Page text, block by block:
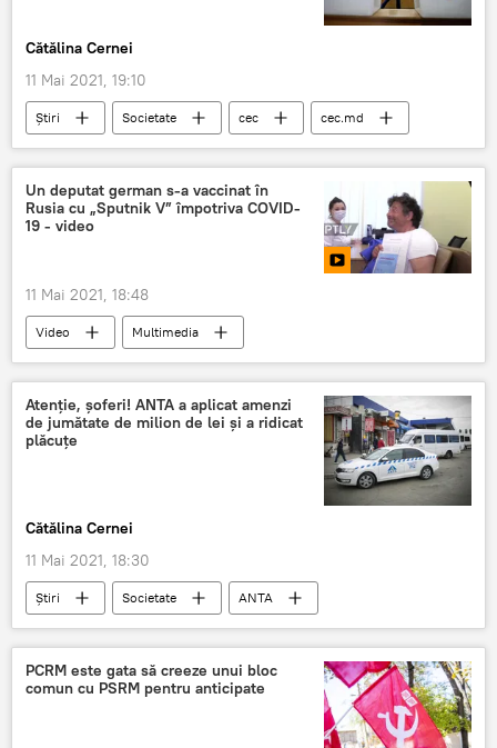
Cătălina Cernei
11 Mai 2021, 19:10
Știri Societate cec
cec.md
Iurie Ciocan
ALEGERI PARLAMENTARE 2021
Un deputat german s-a vaccinat în
Rusia cu „Sputnik V” împotriva COVID-
19 - video
11 Mai 2021, 18:48
Video
Multimedia
Vaccinul Sputnik V: știri de ultimă oră
Sănătate
Societate
În lume
deputat
Germania
Atenție, șoferi! ANTA a aplicat amenzi
de jumătate de milion de lei și a ridicat
plăcuțe
Cătălina Cernei
11 Mai 2021, 18:30
Știri Societate
ANTA
șoferi
plăcuțe
plăcuțe de înmatriculare
PCRM este gata să creeze unui bloc
comun cu PSRM pentru anticipate